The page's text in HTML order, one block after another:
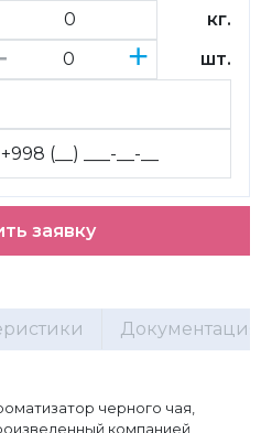
кг.
+ шт.
заявку
Документация
черного чая,
компанией